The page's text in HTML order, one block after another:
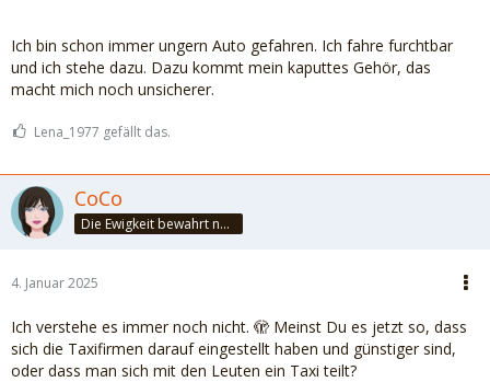
Ich bin schon immer ungern Auto gefahren. Ich fahre furchtbar
und ich stehe dazu. Dazu kommt mein kaputtes Gehör, das
macht mich noch unsicherer.
Lena_1977 gefällt das.
CoCo
Die Ewigkeit bewahrt nur die Liebe, weil sie von gleicher Natur ist. ~Khalil Gibran~
4. Januar 2025
Ich verstehe es immer noch nicht. 🫣 Meinst Du es jetzt so, dass
sich die Taxifirmen darauf eingestellt haben und günstiger sind,
oder dass man sich mit den Leuten ein Taxi teilt?